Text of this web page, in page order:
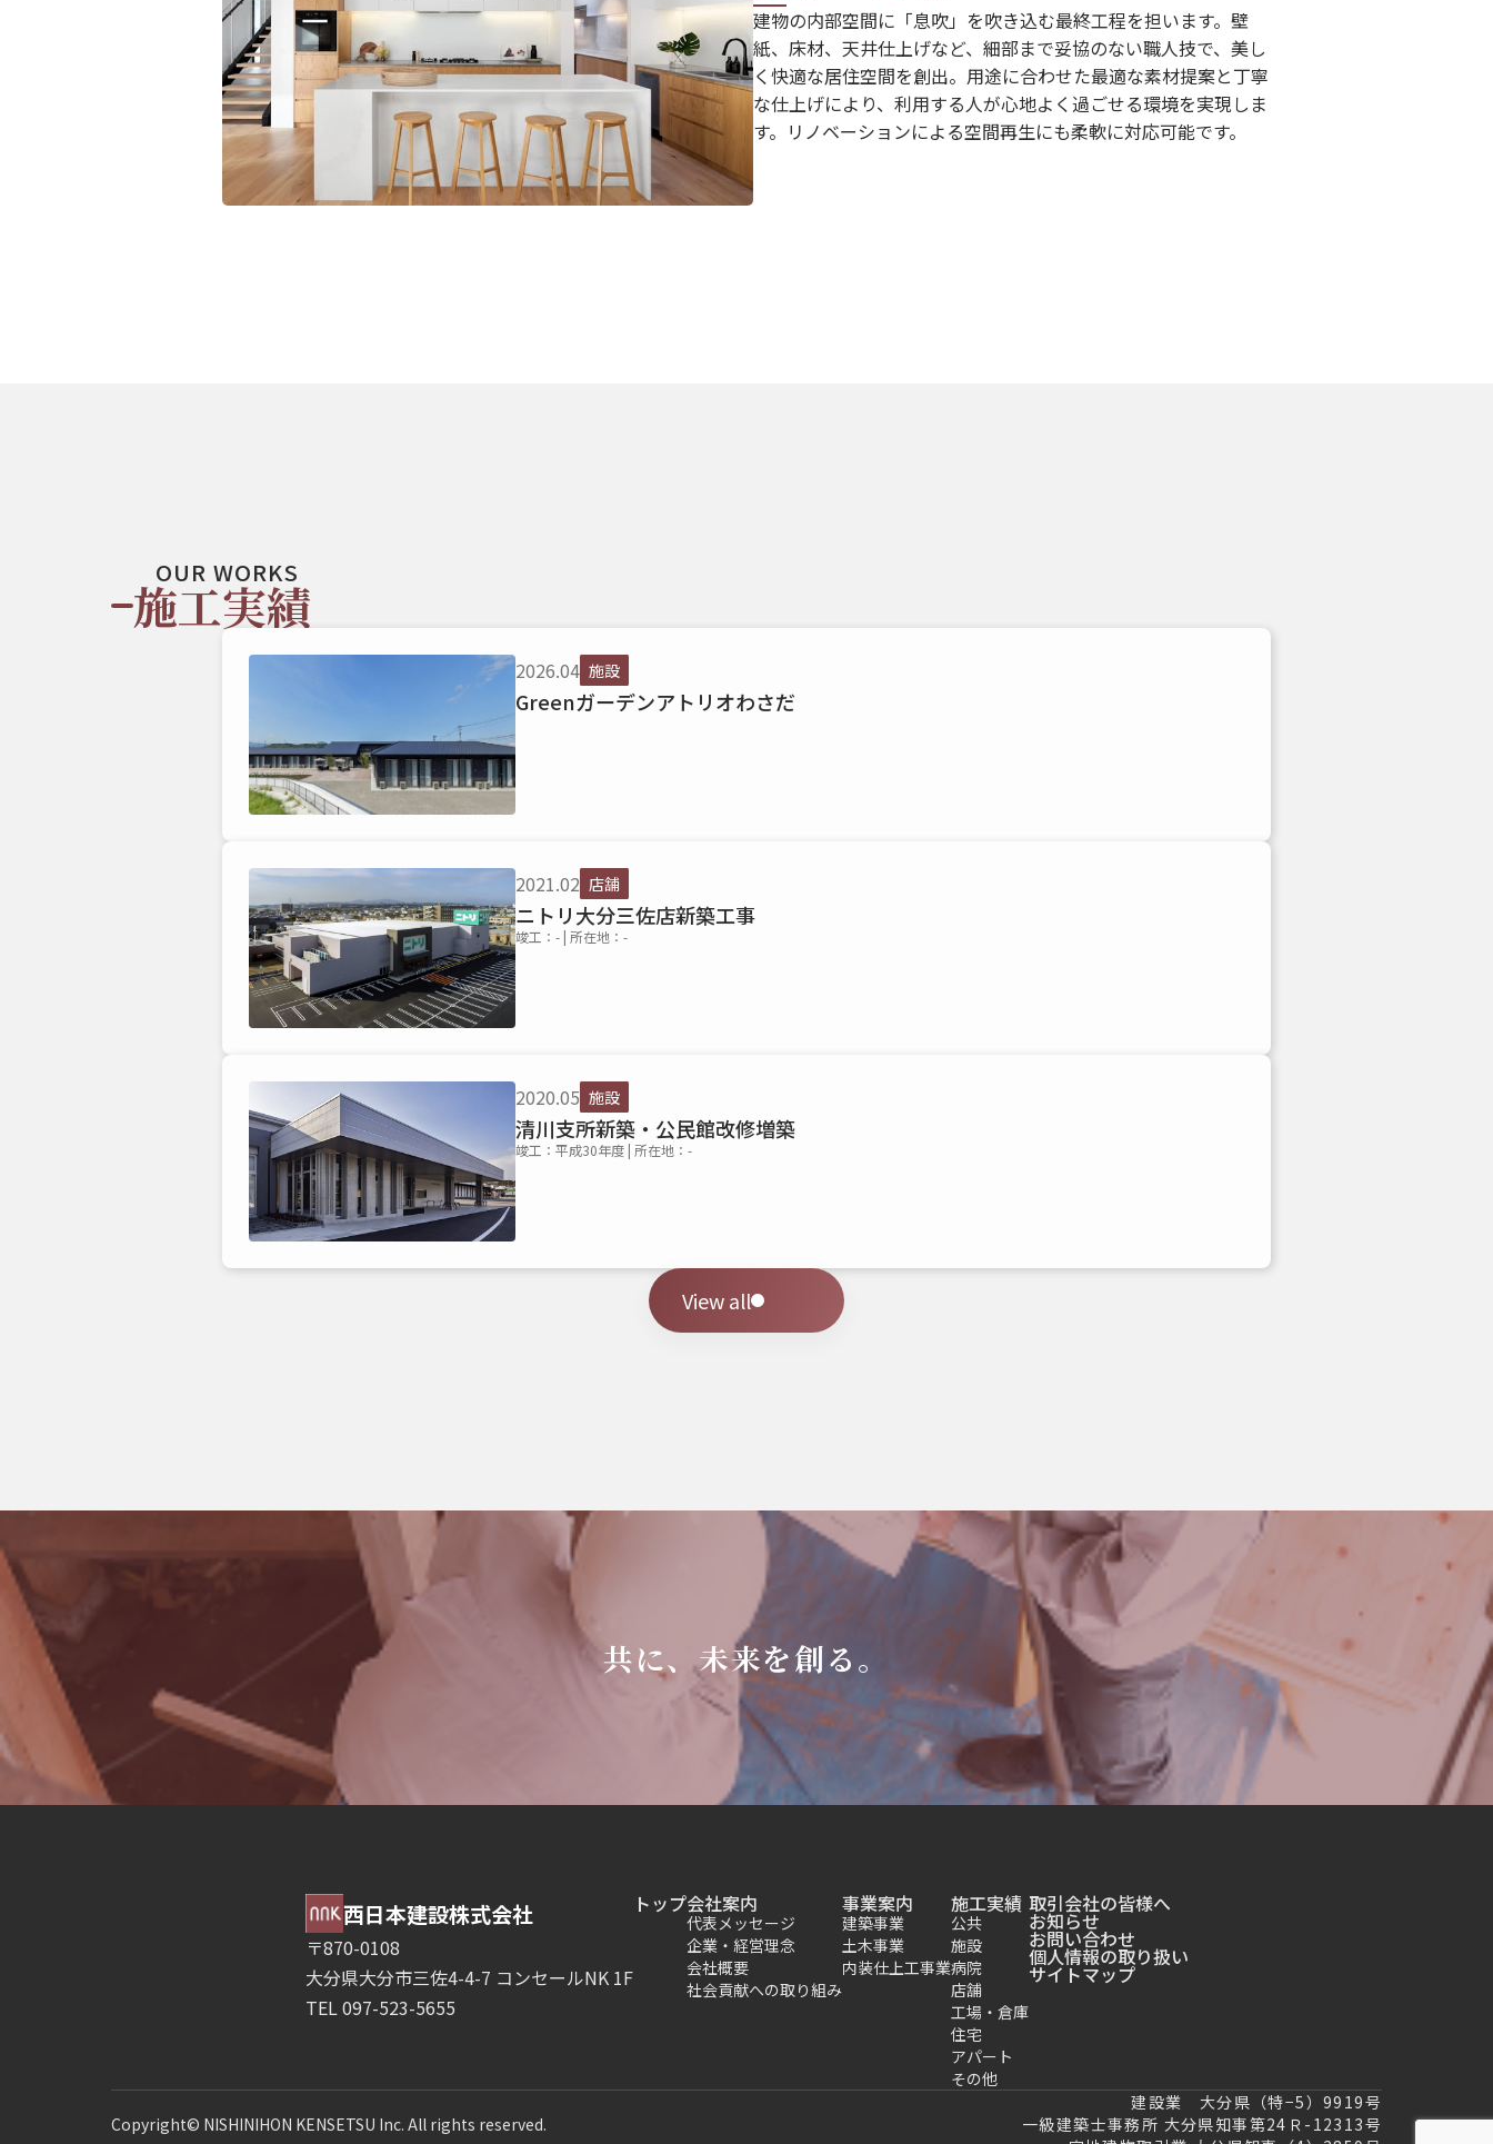
建物の内部空間に「息吹」を吹き込む最終工程を担います。壁
紙、床材、天井仕上げなど、細部まで妥協のない職人技で、美し
く快適な居住空間を創出。用途に合わせた最適な素材提案と丁寧
な仕上げにより、利用する人が心地よく過ごせる環境を実現しま
す。リノベーションによる空間再生にも柔軟に対応可能です。
OUR WORKS
施工実績
2026.04 施設
Greenガーデンアトリオわさだ
2021.02 店舗
ニトリ大分三佐店新築工事
竣工：- | 所在地：-
2020.05 施設
清川支所新築・公民館改修増築
竣工：平成30年度 | 所在地：-
View all
共に、未来を創る。
西日本建設株式会社
〒870-0108
大分県大分市三佐4-4-7 コンセールNK 1F
TEL 097-523-5655
トップ会社案内
代表メッセージ
企業・経営理念
会社概要
社会貢献への取り組み
事業案内
建築事業
土木事業
内装仕上工事業
施工実績
公共
施設
病院
店舗
工場・倉庫
住宅
アパート
その他
取引会社の皆様へ
お知らせ
お問い合わせ
個人情報の取り扱い
サイトマップ
Copyright© NISHINIHON KENSETSU Inc. All rights reserved.
建設業 大分県（特−5）9919号
一級建築士事務所 大分県知事第24Ｒ-12313号